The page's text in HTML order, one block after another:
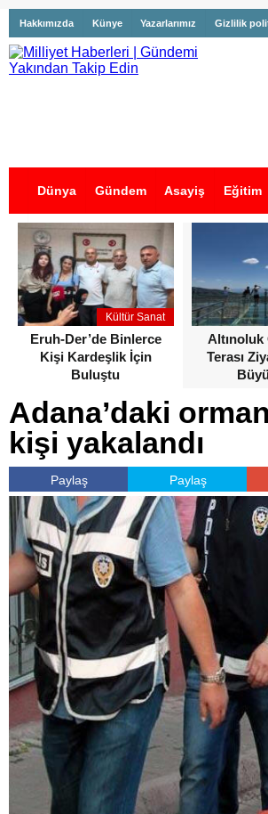
Hakkımızda Künye Yazarlarımız Gizlilik
Dünya Gündem Asayiş Eğitim
İş İlanları
Kültür Sanat
Eruh-Der’de Binlerce
Kişi Kardeşlik İçin
Buluştu
Altınoluk
Terası
Adana’daki
kişi yakalandı
Paylaş Paylaş